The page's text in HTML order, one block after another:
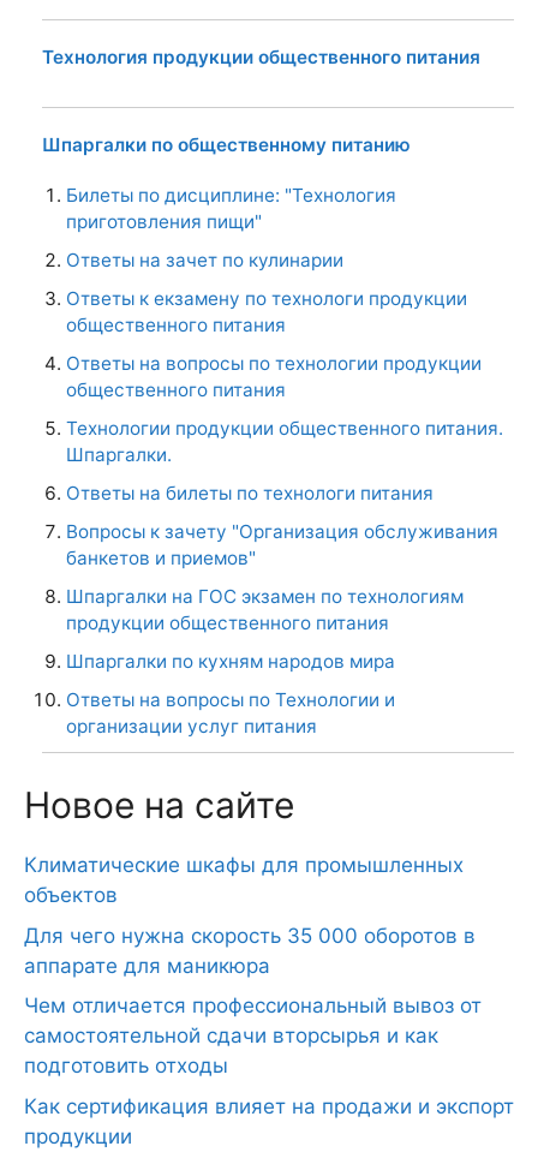
Технология продукции общественного питания
Шпаргалки по общественному питанию
Билеты по дисциплине: "Технология
приготовления пищи"
Ответы на зачет по кулинарии
Ответы к екзамену по технологи продукции
общественного питания
Ответы на вопросы по технологии продукции
общественного питания
Технологии продукции общественного питания.
Шпаргалки.
Ответы на билеты по технологи питания
Вопросы к зачету "Организация обслуживания
банкетов и приемов"
Шпаргалки на ГОС экзамен по технологиям
продукции общественного питания
Шпаргалки по кухням народов мира
Ответы на вопросы по Технологии и
организации услуг питания
Новое на сайте
Климатические шкафы для промышленных
объектов
Для чего нужна скорость 35 000 оборотов в
аппарате для маникюра
Чем отличается профессиональный вывоз от
самостоятельной сдачи вторсырья и как
подготовить отходы
Как сертификация влияет на продажи и экспорт
продукции